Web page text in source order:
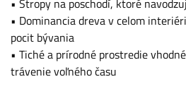
• Stropy na poschodí, ktoré
• Dominancia dreva v celom
pocit bývania
• Tiché a prírodné prostredie
trávenie voľného času